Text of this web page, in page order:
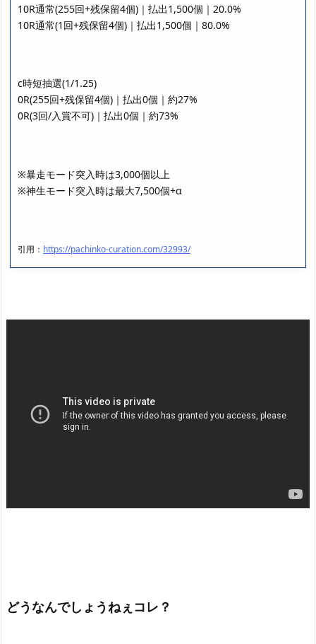
10R通常(255回+残保留4個)｜払出1,500個｜20.0%
10R通常(1回+残保留4個)｜払出1,500個｜80.0%
c時短抽選(1/1.25)
0R(255回+残保留4個)｜払出0個｜約27%
0R(3回/入賞不可)｜払出0個｜約73%
※暴走モード突入時は3,000個以上
※神生モード突入時は最大7,500個+α
引用： https://pachinko-curation.com/32993/
どうなんでしょうねぇコレ？